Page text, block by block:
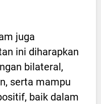
juga
ini diharapkan
bilateral,
serta mampu
baik dalam